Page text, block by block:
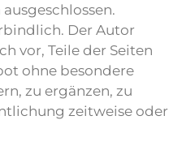
Der Autor
vor, Teile der Seiten
ohne besondere
zu ergänzen, zu
zeitweise oder